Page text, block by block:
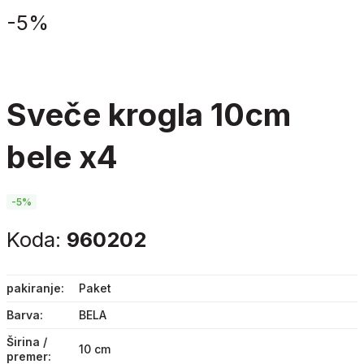
-5%
sveče krogla 10cm
bele x4
-5%
Koda: 960202
pakiranje
Paket
Barva
BELA
Širina /
premer
10 cm